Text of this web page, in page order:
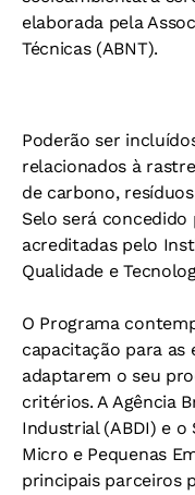
elaborada pela
Técnicas (ABNT).
Poderão ser
relacionados à
de carbono,
Selo será
acreditadas pelo
Qualidade e
O Programa
capacitação para as
adaptarem o seu
critérios. A Agência
Industrial (ABDI) e o
Micro e Pequenas
principais parceiros